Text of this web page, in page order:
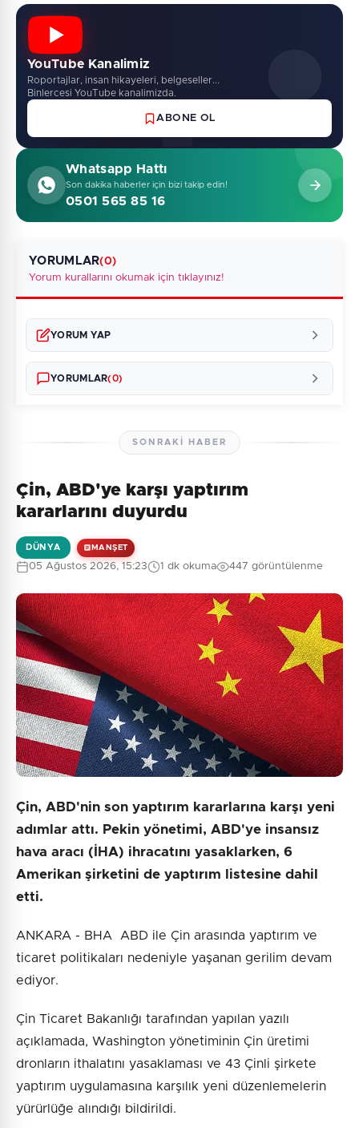
YouTube Kanalimiz
Roportajlar, insan hikayeleri, belgeseller...
Binlercesi YouTube kanalimizda.
ABONE OL
Whatsapp Hattı
Son dakika haberler için bizi takip edin!
0501 565 85 16
YORUMLAR(0)
Yorum kurallarını okumak için tıklayınız!
YORUM YAP
Güvenlik Sorusu:
7 + 8 = ?
Gönder
YORUMLAR(0)
Henüz yorum yapılmamış. İlk yorumu siz yapın!
SONRAKI HABER
Çin, ABD'ye karşı yaptırım
kararlarını duyurdu
DÜNYA MANŞET
05 Ağustos 2026, 15:23 1 dk okuma 447 görüntülenme
Çin, ABD'nin son yaptırım kararlarına karşı yeni
adımlar attı. Pekin yönetimi, ABD'ye insansız
hava aracı (İHA) ihracatını yasaklarken, 6
Amerikan şirketini de yaptırım listesine dahil
etti.
ANKARA - BHA ABD ile Çin arasında yaptırım ve
ticaret politikaları nedeniyle yaşanan gerilim devam
ediyor.
Çin Ticaret Bakanlığı tarafından yapılan yazılı
açıklamada, Washington yönetiminin Çin üretimi
dronların ithalatını yasaklaması ve 43 Çinli şirkete
yaptırım uygulamasına karşılık yeni düzenlemelerin
yürürlüğe alındığı bildirildi.